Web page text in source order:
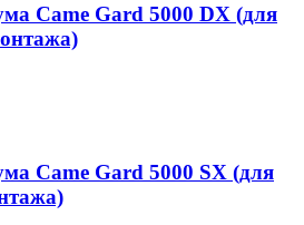
Came Gard 5000 DX (для
Came Gard 5000 SX (для